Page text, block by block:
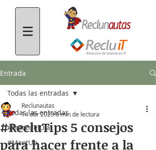
Entrada
Todas las entradas
#FrasedelDía
#MeetUp
Todas las entradas
#RecluTips 5 consejos
para hacer frente a la
Reclunautas
14 abr 20238 min de lectura